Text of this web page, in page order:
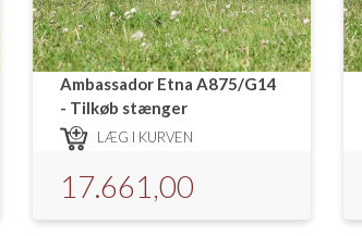
Ambassador Etna A875/G14
- Tilkøb stænger
LÆG I KURVEN
17.661,00